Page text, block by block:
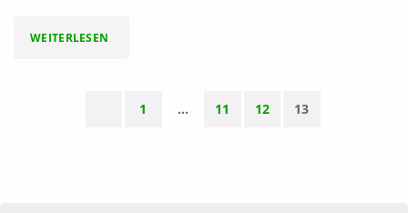
WEITERLESEN
1 … 11 12 13